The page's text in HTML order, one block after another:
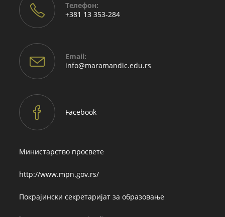
Телефон:
+381 13 353-284
Email:
info@maramandic.edu.rs
Facebook
Министарство просвете
http://www.mpn.gov.rs/
Покрајински секретаријат за образовање